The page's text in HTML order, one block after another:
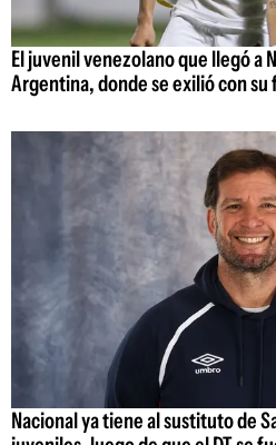
El juvenil venezolano que llegó a
Argentina, donde se exilió con
Nacional ya tiene al sustituto de